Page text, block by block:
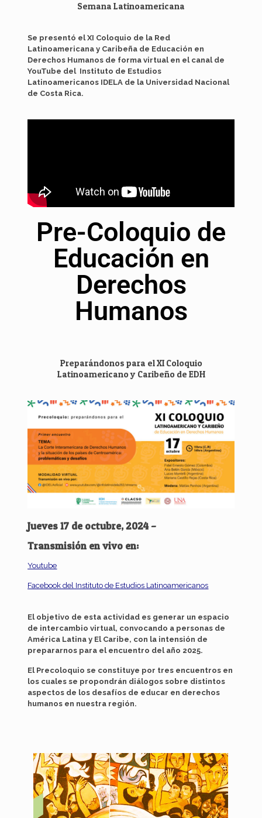
Semana Latinoamericana
Se presentó el XI Coloquio de la Red
Latinoamericana y Caribeña de Educación en
Derechos Humanos de forma virtual en el canal de
YouTube del Instituto de Estudios
Latinoamericanos IDELA de la Universidad Nacional
de Costa Rica.
Pre-Coloquio de
Educación en
Derechos
Humanos
Preparándonos para el XI Coloquio
Latinoamericano y Caribeño de EDH
Jueves 17 de octubre, 2024 –
Transmisión en vivo en:
Youtube
Facebook del Instituto de Estudios Latinoamericanos
El objetivo de esta actividad es generar un espacio
de intercambio virtual, convocando a personas de
América Latina y El Caribe, con la intensión de
prepararnos para el encuentro del año 2025.
El Precoloquio se constituye por tres encuentros en
los cuales se propondrán diálogos sobre distintos
aspectos de los desafíos de educar en derechos
humanos en nuestra región.